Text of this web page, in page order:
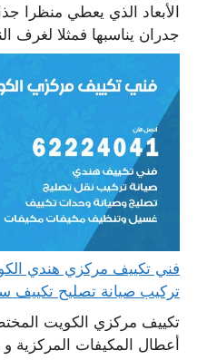
الأبعاد الذي يعطي منظرا
جدران يناسبها فمثلا لغرف
تركيب صيانة تصليح تكييف
تكييف مركزي الكويت
أعطال المكيفات المركزية و